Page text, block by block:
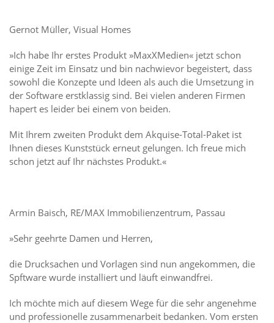
Gernot Müller, Visual Homes
»Ich habe Ihr erstes Produkt »MaxXMedien« jetzt schon
einige Zeit im Einsatz und bin nachwievor begeistert, dass
sowohl die Konzepte und Ideen als auch die Umsetzung in
der Software erstklassig sind. Bei vielen anderen Firmen
hapert es leider bei einem von beiden.
Mit Ihrem zweiten Produkt dem Akquise-Total-Paket ist
Ihnen dieses Kunststück erneut gelungen. Ich freue mich
schon jetzt auf Ihr nächstes Produkt.«
Armin Baisch, RE/MAX Immobilienzentrum, Passau
»Sehr geehrte Damen und Herren,
die Drucksachen und Vorlagen sind nun angekommen, die
Spftware wurde installiert und läuft einwandfrei.
Ich möchte mich auf diesem Wege für die sehr angenehme
und professionelle zusammenarbeit bedanken. Vom ersten